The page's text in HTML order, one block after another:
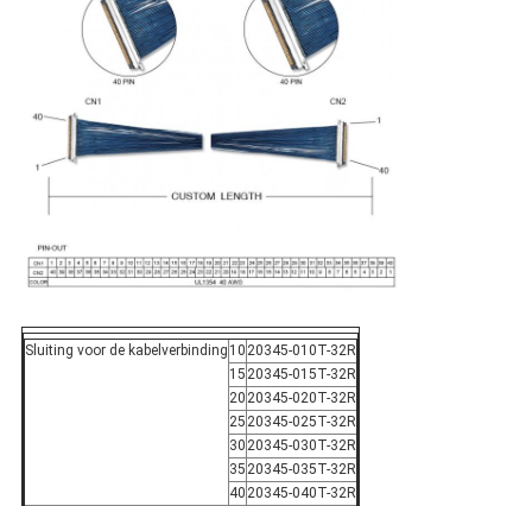
Sluiting voor de kabelverbinding 10 20345-010T-32R
15 20345-015T-32R
20 20345-020T-32R
25 20345-025T-32R
30 20345-030T-32R
35 20345-035T-32R
40 20345-040T-32R